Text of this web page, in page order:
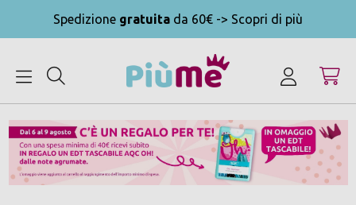
Spedizione gratuita da 60€ -> Scopri di più